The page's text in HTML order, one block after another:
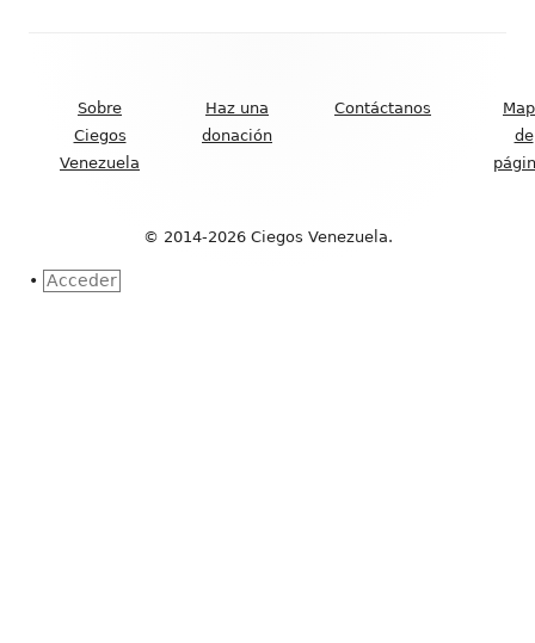
Footer
Sobre
Ciegos
Venezuela
Haz una
donación
Contáctanos
de
© 2014-2026 Ciegos Venezuela.
• Acceder